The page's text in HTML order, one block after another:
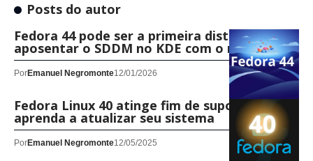
Posts do autor
Fedora 44 pode ser a primeira distro a
aposentar o SDDM no KDE com o novo PLM
PorEmanuel Negromonte12/01/2026
Fedora Linux 40 atinge fim de suporte:
aprenda a atualizar seu sistema
PorEmanuel Negromonte12/05/2025